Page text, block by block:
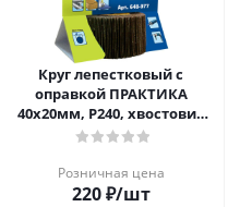
Круг лепестковый с
оправкой ПРАКТИКА
40х20мм, P240, хвостовик
6 мм, серия Профи
Розничная цена
220₽/шт